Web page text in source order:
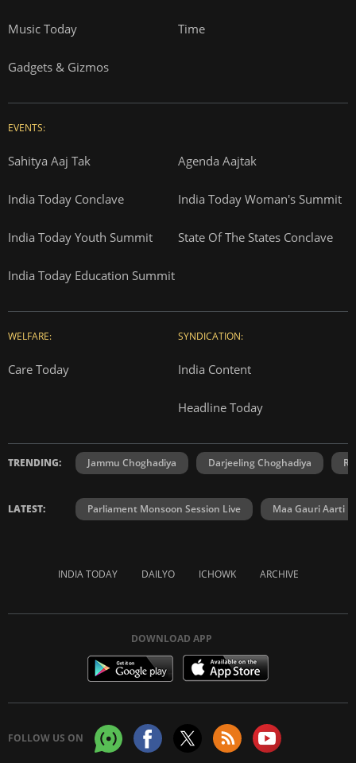
Music Today Time
Gadgets & Gizmos
EVENTS:
Sahitya Aaj Tak Agenda Aajtak
India Today Conclave India Today Woman's Summit
India Today Youth Summit State Of The States Conclave
India Today Education Summit
WELFARE:
Care Today
SYNDICATION:
India Content
Headline Today
TRENDING: Jammu Choghadiya Darjeeling Choghadiya
LATEST: Parliament Monsoon Session Live Maa Gauri Aarti
INDIA TODAY DAILYO ICHOWK ARCHIVE
DOWNLOAD APP
FOLLOW US ON